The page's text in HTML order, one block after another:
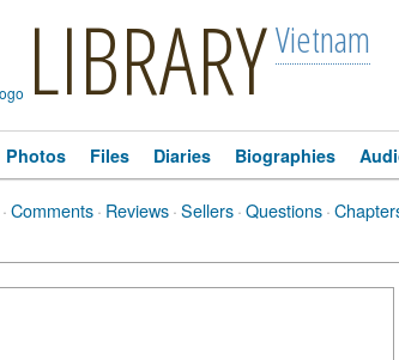
LIBRARYVietnam
Photos Files Diaries Biographies
·Comments· Reviews·Sellers·Questions·